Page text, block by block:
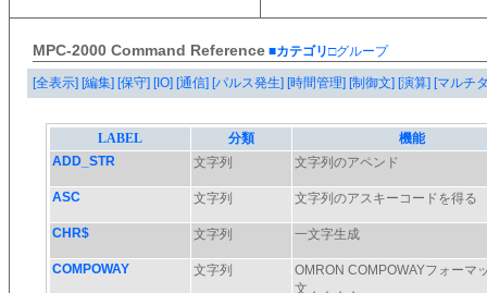
MPC-2000 Command Reference ■カテゴリ□グループ
[全表示] [編集] [保守] [IO] [通信] [パルス発生] [時間管理] [制御文] [演算] [マルチ